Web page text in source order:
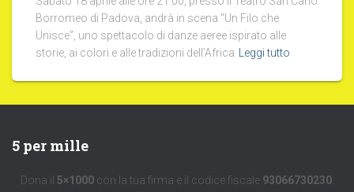
Borromeo di Padova, andrà in scena “Un Filo che
Unisce”, uno spettacolo di danze aeree ispirato alle
storie, ai colori e alle tradizioni dell’Africa
Leggi tutto
5 per mille
Dona il 5×1000con la tua firma e il codice fiscale 93066730230.